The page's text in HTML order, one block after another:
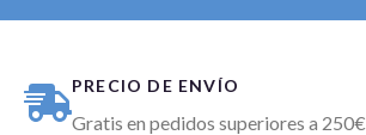
PRECIO DE ENVÍO
Gratis en pedidos superiores a 250€